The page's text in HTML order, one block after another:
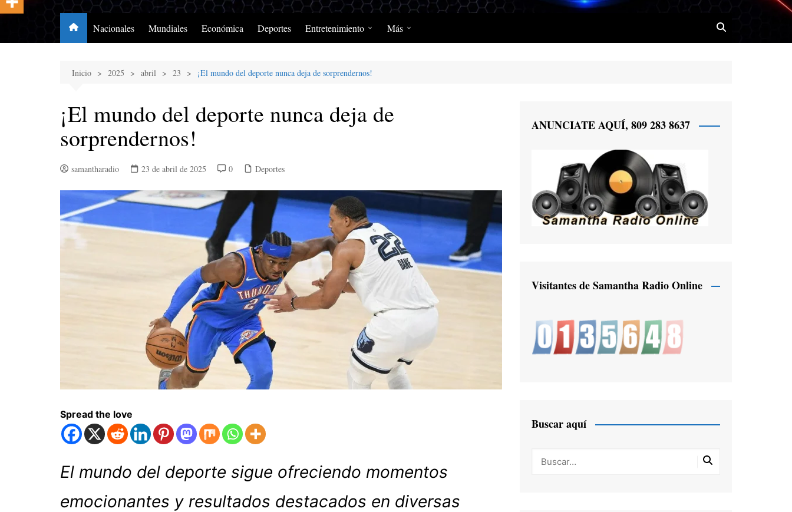
Nacionales Mundiales Económica Deportes Entretenimiento
MerengClásicos
Más
Inicio 2025 abril 23 ¡El mundo del deporte nunca deja de sorprendernos!
¡El mundo del deporte nunca deja de
sorprendernos!
samantharadio 23 de abril de 2025 0 Deportes
Spread the love
El mundo del deporte sigue ofreciendo momentos
emocionantes y resultados destacados en diversas
ANUNCIATE AQUÍ, 809 283 8637
Visitantes de Samantha Radio Online
Buscar aquí